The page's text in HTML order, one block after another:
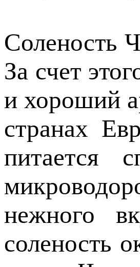
Соленость
За счет
и хороший
странах
питается
нежного
соленость